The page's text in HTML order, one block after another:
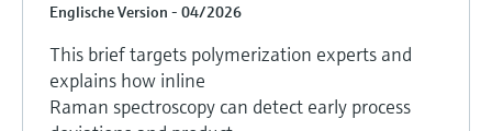
Englische Version - 04/2026
This brief targets polymerization experts and
explains how inline
Raman spectroscopy can detect early process